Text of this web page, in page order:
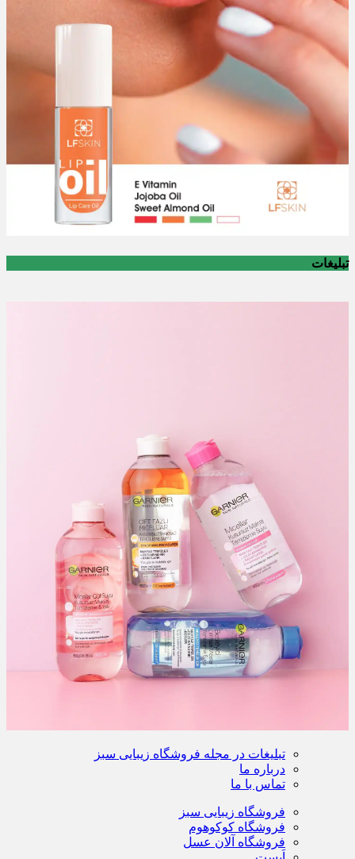
تبلیغات
تبلیغات در مجله فروشگاه زیبایی سبز
درباره ما
تماس با ما
فروشگاه زیبایی سبز
فروشگاه کوکوهوم
فروشگاه آلان عسل